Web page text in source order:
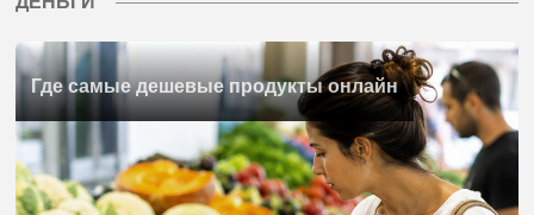
Где самые дешевые продукты онлайн